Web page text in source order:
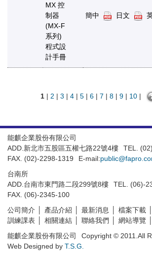
MX 控
制器
(MX-F
系列)
程式設
計手冊
簡中 日文
1 | 2 | 3 | 4 | 5 | 6 | 7 | 8 | 9 | 10 |
能麒企業股份有限公司
ADD.新北市五股區五權七路22號4樓
TEL.
FAX. (02)-2298-1319
E-mail:
台南所
ADD.台南市東門路二段299號8樓
TEL. (06)-
FAX. (06)-2345-100
公司簡介
產品介紹 最新消息 檔案下載
訓練課表
相關連結 聯絡我們 網站導覽
能麒企業股份有限公司
Copyright © 2011.All
Web Designed by T.S.G.